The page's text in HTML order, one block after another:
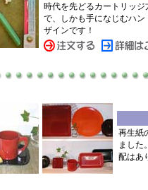
時代を先どるカートリッジ
で、しかも手になじむハン
ザインです！
再生紙
ました
配はあ